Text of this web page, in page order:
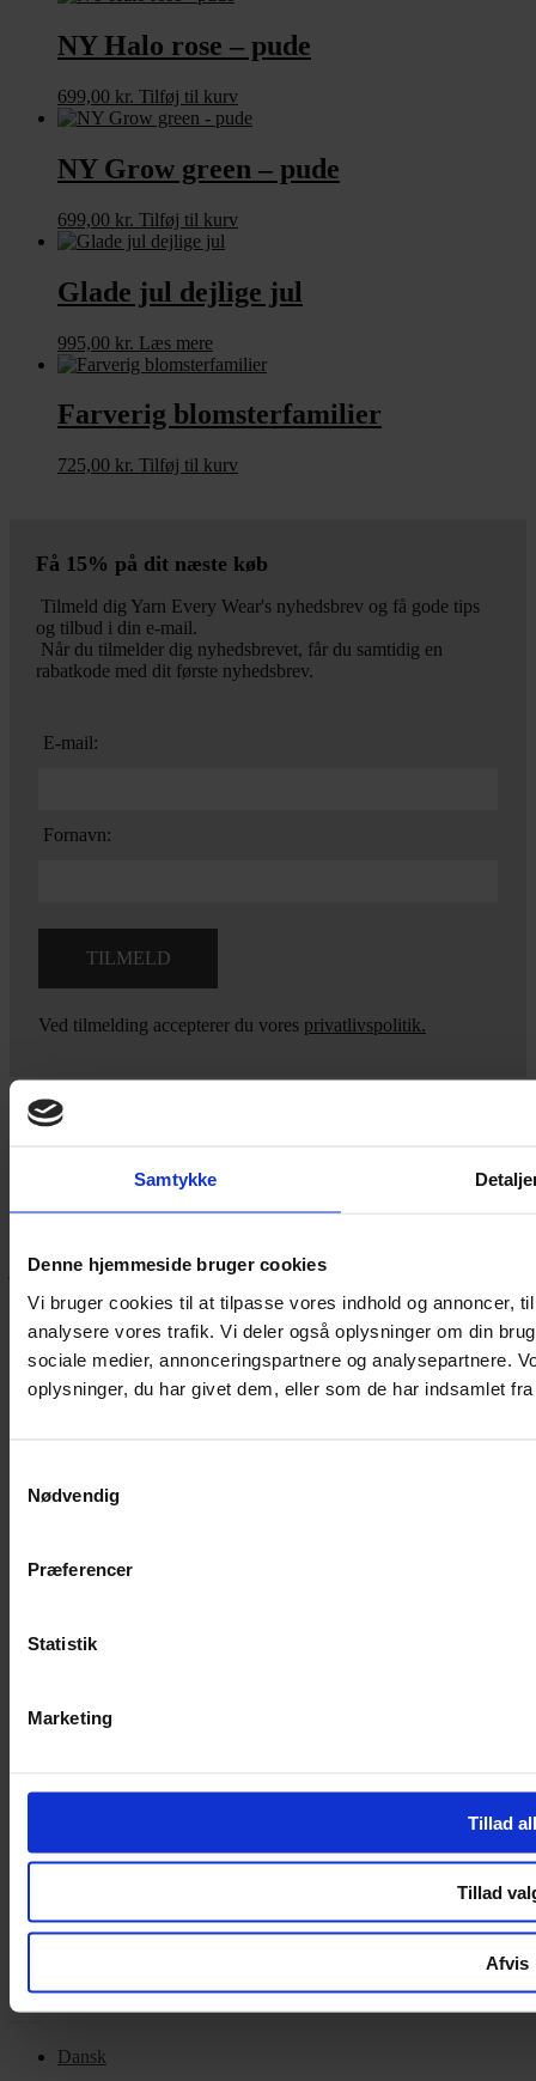
Samtykke
Denne hjemmeside bruger cookies
Vi bruger cookies til at tilpasse vores indhold og annoncer,
analysere vores trafik. Vi deler også oplysninger om din
sociale medier, annonceringspartnere og analysepartnere.
oplysninger, du har givet dem, eller som de har indsamlet
Nødvendig
Præferencer
Statistik
Marketing
Tillad
Tillad
Afvis
NY Halo rose – pude
699,00 kr. Tilføj til kurv
NY Grow green – pude
699,00 kr. Tilføj til kurv
Glade jul dejlige jul
995,00 kr. Læs mere
Farverig blomsterfamilier
725,00 kr. Tilføj til kurv
Få 15% på dit næste køb
Tilmeld dig Yarn Every Wear's nyhedsbrev og få gode tips
og tilbud i din e-mail.
Når du tilmelder dig nyhedsbrevet, får du samtidig en
rabatkode med dit første nyhedsbrev.
E-mail:
Fornavn:
Ved tilmelding accepterer du vores privatlivspolitik.
jeg dig på vej.
Vestergade 12 6270, Tønder
60 51 96 50
post@yarneverywear.dk
CVR 43041649
Handelsbetingelser
Cookiepolitik
Om Yarn Every Wear
Mandag – Fredag 10:00 – 17:30
Copyright © 2022.Design & hosting by Webhuset Ballum ApS
Dansk